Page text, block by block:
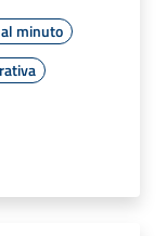
minuto